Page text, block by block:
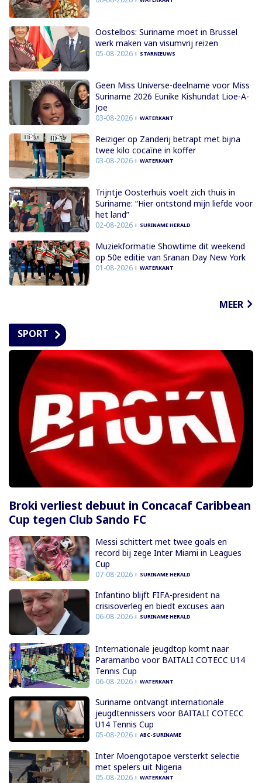
Oostelbos: Suriname moet in Brussel
werk maken van visumvrij reizen
05-08-2026 STARNIEUWS
Geen Miss Universe-deelname voor Miss
Suriname 2026 Eunike Kishundat Lioe-A-
Joe
03-08-2026 WATERKANT
Reiziger op Zanderij betrapt met bijna
twee kilo cocaïne in koffer
03-08-2026 WATERKANT
Trijntje Oosterhuis voelt zich thuis in
Suriname: “Hier ontstond mijn liefde voor
het land”
02-08-2026 SURINAME HERALD
Muziekformatie Showtime dit weekend
op 50e editie van Sranan Day New York
01-08-2026 WATERKANT
MEER
SPORT
Broki verliest debuut in Concacaf Caribbean
Cup tegen Club Sando FC
Messi schittert met twee goals en
record bij zege Inter Miami in Leagues
Cup
07-08-2026 SURINAME HERALD
Infantino blijft FIFA-president na
crisisoverleg en biedt excuses aan
06-08-2026 SURINAME HERALD
Internationale jeugdtop komt naar
Paramaribo voor BAITALI COTECC U14
Tennis Cup
06-08-2026 WATERKANT
Suriname ontvangt internationale
jeugdtennissers voor BAITALI COTECC
U14 Tennis Cup
05-08-2026 ABC-SURINAME
Inter Moengotapoe versterkt selectie
met spelers uit Nigeria
05-08-2026 WATERKANT